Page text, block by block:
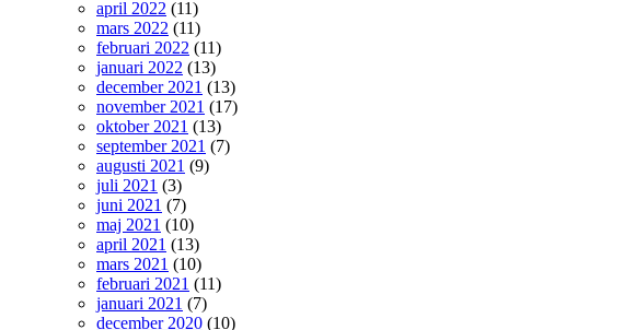
april 2022 (11)
mars 2022 (11)
februari 2022 (11)
januari 2022 (13)
december 2021 (13)
november 2021 (17)
oktober 2021 (13)
september 2021 (7)
augusti 2021 (9)
juli 2021 (3)
juni 2021 (7)
maj 2021 (10)
april 2021 (13)
mars 2021 (10)
februari 2021 (11)
januari 2021 (7)
december 2020 (10)